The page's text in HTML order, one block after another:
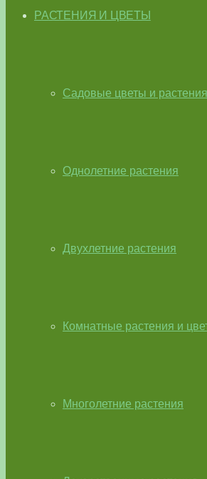
РАСТЕНИЯ И ЦВЕТЫ
Садовые цветы и растения
Однолетние растения
Двухлетние растения
Комнатные растения и
Многолетние растения